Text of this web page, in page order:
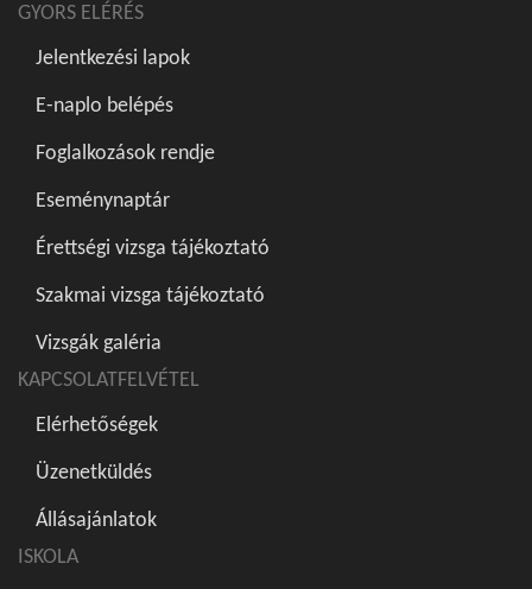
GYORS ELÉRÉS
Jelentkezési lapok
E-naplo belépés
Foglalkozások rendje
Eseménynaptár
Érettségi vizsga tájékoztató
Szakmai vizsga tájékoztató
Vizsgák galéria
KAPCSOLATFELVÉTEL
Elérhetőségek
Üzenetküldés
Állásajánlatok
ISKOLA